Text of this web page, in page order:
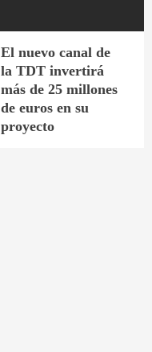
El nuevo canal de
la TDT invertirá
más de 25 millones
de euros en su
proyecto